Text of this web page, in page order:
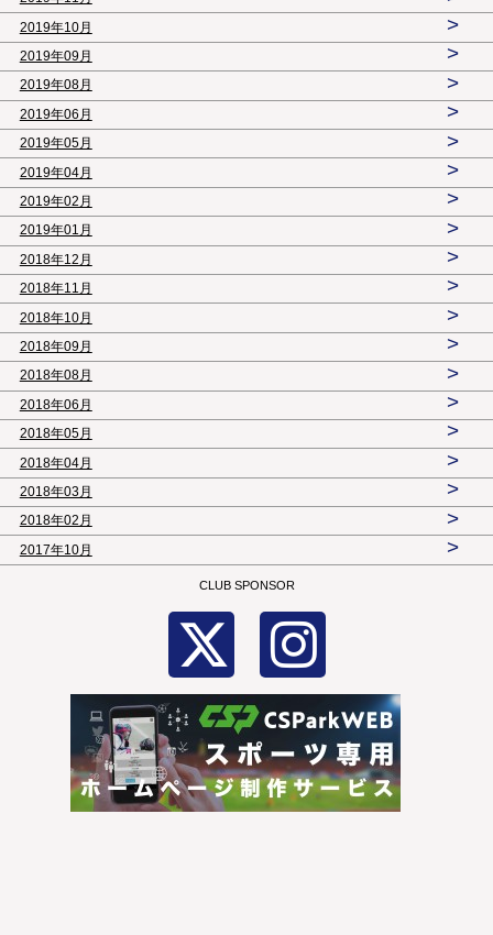
2019年10月 >
2019年09月 >
2019年08月 >
2019年06月 >
2019年05月 >
2019年04月 >
2019年02月 >
2019年01月 >
2018年12月 >
2018年11月 >
2018年10月 >
2018年09月 >
2018年08月 >
2018年06月 >
2018年05月 >
2018年04月 >
2018年03月 >
2018年02月 >
2017年10月 >
CLUB SPONSOR